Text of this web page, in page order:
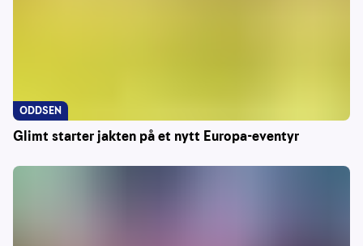
Glimt starter jakten på et nytt Europa-eventyr
ODDSEN